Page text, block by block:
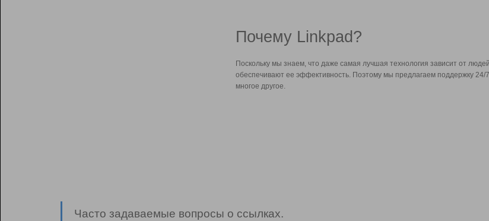
Почему Linkpad?
Поскольку мы знаем, что даже самая лучшая технология зависит от
обеспечивают ее эффективность. Поэтому мы предлагаем поддержку 24/
многое другое.
Часто задаваемые вопросы о ссылках.